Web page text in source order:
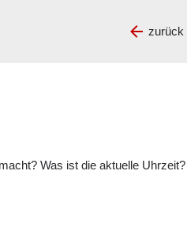
zurück
Was ist die aktuelle